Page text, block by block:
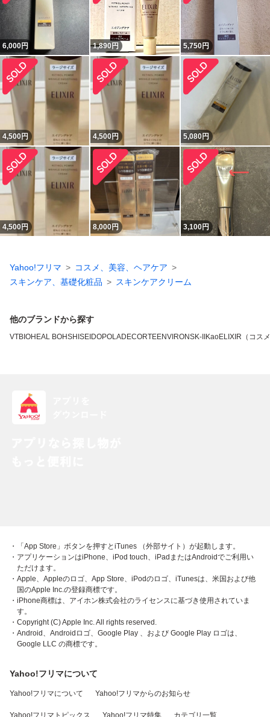
6,000円 1,890 円 5,750円
4,500円 4,500円 5,080円
4,500円 8,000円 3,100円
Yahoo!フリマ
コスメ、美容、ヘアケア
スキンケア、基礎化粧品
スキンケアクリーム
他のブランドから探す
VTBIOHEAL BOHSHISEIDOPOLADECORTEENVIRONSK-II KaoELIXIR（コス
・「App Store」ボタンを押すとiTunes （外部サイト）が起動します。
・アプリケーションはiPhone、iPod touch、iPadまたはAndroidでご利用い
ただけます。
・Apple、Appleのロゴ、App Store、iPodのロゴ、iTunesは、米国および他
国のApple Inc.の登録商標です。
・iPhone商標は、アイホン株式会社のライセンスに基づき使用されていま
す。
・Copyright (C) Apple Inc. All rights reserved.
・Android、Androidロゴ、Google Play 、および Google Play ロゴは、
Google LLC の商標です。
Yahoo!フリマについて
Yahoo!フリマについて Yahoo!フリマからのお知らせ